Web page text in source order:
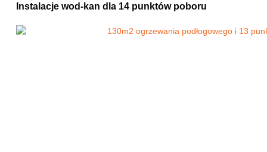
Instalacje wod-kan dla 14 punktów poboru